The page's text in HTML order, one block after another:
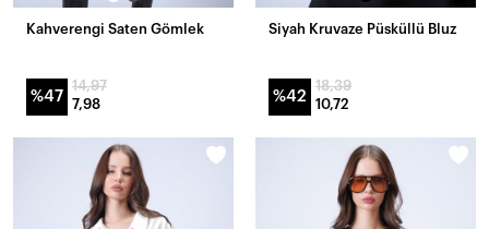
Kahverengi Saten Gömlek
%47
14,97
7,98
Siyah Kruvaze Püsküllü Bluz
%42
18,39
10,72